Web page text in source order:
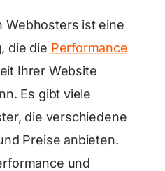
Webhosters ist eine
die die Performance
Ihrer Website
Es gibt viele
die verschiedene
Preise anbieten.
und